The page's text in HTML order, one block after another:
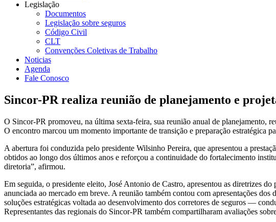
Legislação
Documentos
Legislação sobre seguros
Código Civil
CLT
Convenções Coletivas de Trabalho
Noticias
Agenda
Fale Conosco
Sincor-PR realiza reunião de planejamento e
O Sincor-PR promoveu, na última sexta-feira, sua reunião anual de planejamento,
O encontro marcou um momento importante de transição e preparação estratégica
A abertura foi conduzida pelo presidente Wilsinho Pereira, que apresentou a
obtidos ao longo dos últimos anos e reforçou a continuidade do fortalecimento
diretoria”, afirmou.
Em seguida, o presidente eleito, José Antonio de Castro, apresentou as diretrizes
anunciada ao mercado em breve. A reunião também contou com apresentações
soluções estratégicas voltada ao desenvolvimento dos corretores de seguros —
Representantes das regionais do Sincor-PR também compartilharam avaliações